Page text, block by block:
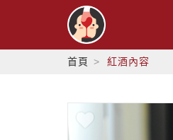
首頁 紅酒內容